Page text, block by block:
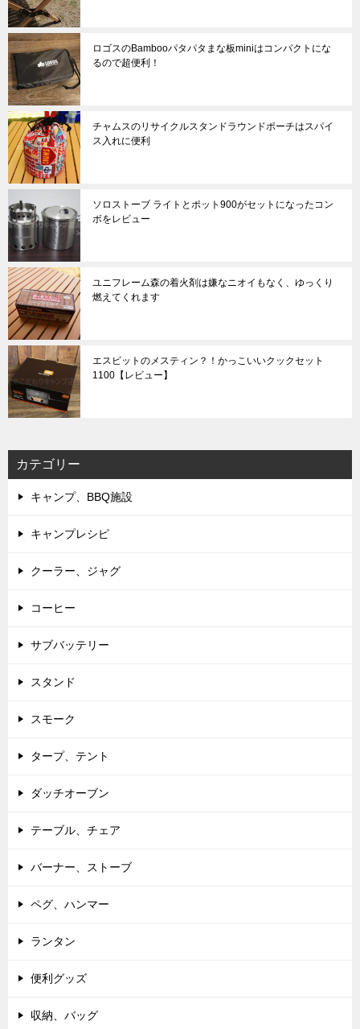
ロゴスのBambooパタパタまな板miniはコンパクトにな
るので超便利！
チャムスのリサイクルスタンドラウンドポーチはスパイ
ス入れに便利
ソロストーブ ライトとポット900がセットになったコン
ボをレビュー
ユニフレーム森の着火剤は嫌なニオイもなく、ゆっくり
燃えてくれます
エスビットのメスティン？！かっこいいクックセット
1100【レビュー】
カテゴリー
キャンプ、BBQ施設
キャンプレシピ
クーラー、ジャグ
コーヒー
サブバッテリー
スタンド
スモーク
タープ、テント
ダッチオーブン
テーブル、チェア
バーナー、ストーブ
ペグ、ハンマー
ランタン
便利グッズ
収納、バッグ